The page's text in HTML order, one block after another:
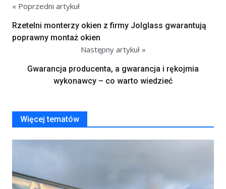
« Poprzedni artykuł
Rzetelni monterzy okien z firmy Jolglass gwarantują
poprawny montaż okien
Następny artykuł »
Gwarancja producenta, a gwarancja i rękojmia
wykonawcy – co warto wiedzieć
Więcej tematów